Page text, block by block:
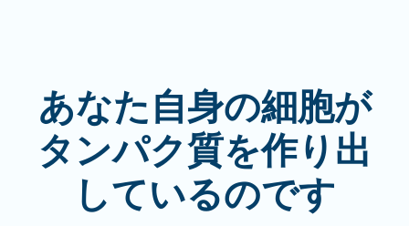
あなた自身の細胞が
タンパク質を作り出
しているのです